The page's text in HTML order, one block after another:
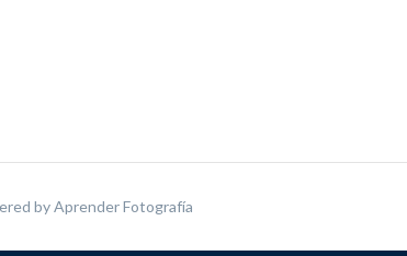
byAprender Fotografía